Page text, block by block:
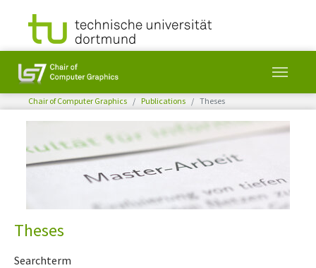
Skip to main content
You are here:
Chair of Computer Graphics Publications Theses
Theses
Searchterm